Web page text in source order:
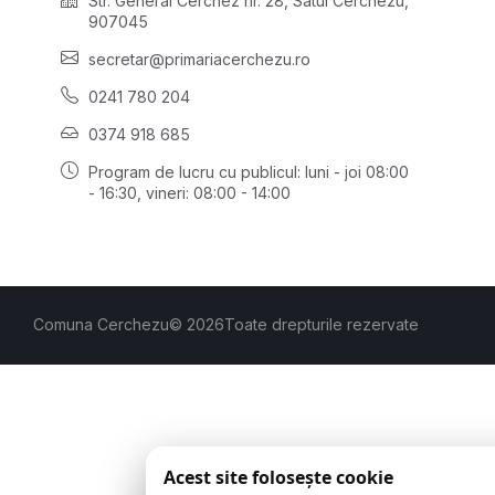
907045
secretar@primariacerchezu.ro
0241 780 204
0374 918 685
Program de lucru cu publicul: luni - joi 08:00
- 16:30 , vineri: 08:00 - 14:00
Comuna Cerchezu© 2026Toate drepturile rezervate
Acest site folosește cookie